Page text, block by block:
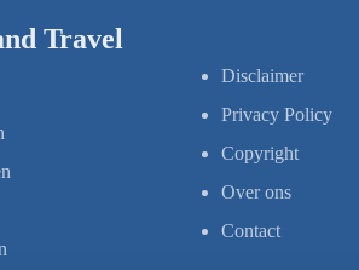
Travel
Disclaimer
Privacy Policy
Copyright
Over ons
Contact